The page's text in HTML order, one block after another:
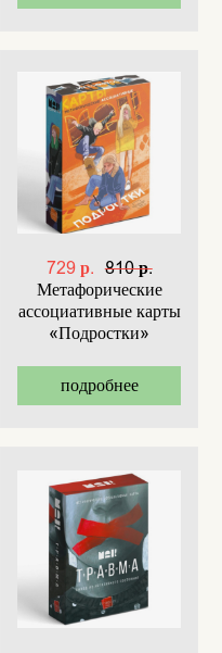
729 р. 810 р.
Метафорические
ассоциативные карты
«Подростки»
подробнее